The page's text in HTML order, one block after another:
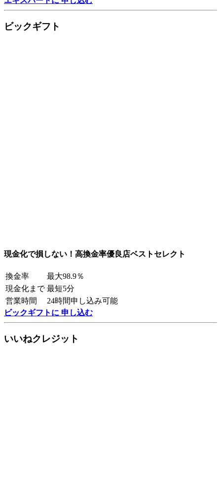
ビックギフト
現金化で損しない！高換金率優良店ベストセレクト
換金率
最大98.9％
現金化まで 最短5分
営業時間
24時間申し込み可能
ビックギフトに 申し込む
いいねクレジット